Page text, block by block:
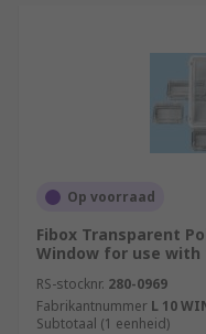
Op voorraad
Fibox Transparent
Window for use with
RS-stocknr. 280-0969
Fabrikantnummer L 10
Subtotaal (1 eenheid)